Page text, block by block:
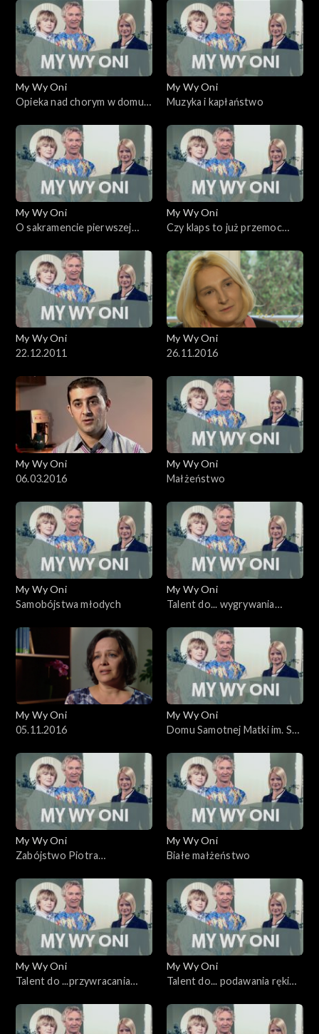
My Wy Oni
Opieka nad chorym w domu.
My Wy Oni
Muzyka i kapłaństwo
My Wy Oni
O sakramencie pierwszej
My Wy Oni
Czy klaps to już przemoc
My Wy Oni
22.12.2011
My Wy Oni
26.11.2016
My Wy Oni
06.03.2016
My Wy Oni
Małżeństwo
My Wy Oni
Samobójstwa młodych
My Wy Oni
Talent do... wygrywania
My Wy Oni
05.11.2016
My Wy Oni
Domu Samotnej Matki im. St.
My Wy Oni
Zabójstwo Piotra
wojennym
My Wy Oni
Białe małżeństwo
My Wy Oni
Talent do ...przywracania
My Wy Oni
Talent do... podawania ręki